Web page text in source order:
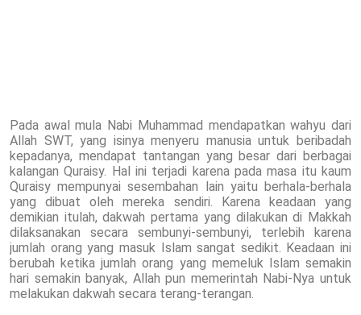
Pada awal mula Nabi Muhammad mendapatkan wahyu dari
Allah SWT, yang isinya menyeru manusia untuk beribadah
kepadanya, mendapat tantangan yang besar dari berbagai
kalangan Quraisy. Hal ini terjadi karena pada masa itu kaum
Quraisy mempunyai sesembahan lain yaitu berhala-berhala
yang dibuat oleh mereka sendiri. Karena keadaan yang
demikian itulah, dakwah pertama yang dilakukan di Makkah
dilaksanakan secara sembunyi-sembunyi, terlebih karena
jumlah orang yang masuk Islam sangat sedikit. Keadaan ini
berubah ketika jumlah orang yang memeluk Islam semakin
hari semakin banyak, Allah pun memerintah Nabi-Nya untuk
melakukan dakwah secara terang-terangan.